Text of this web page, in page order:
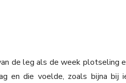
de leg als de week plotseling
en die voelde, zoals bijna bij